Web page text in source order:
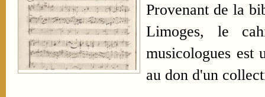
Provenant de la
Limoges, le
musicologues est
au don d'un